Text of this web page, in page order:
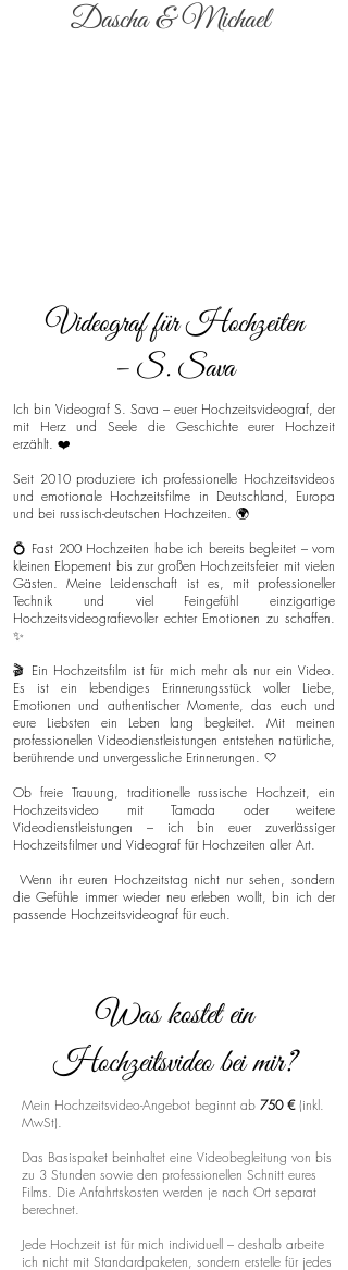
Dascha & Michael
Videograf für Hochzeiten
– S. Sava
Ich bin Videograf S. Sava – euer Hochzeitsvideograf, der
mit Herz und Seele die Geschichte eurer Hochzeit
erzählt. ❤️
Seit 2010 produziere ich professionelle Hochzeitsvideos
und emotionale Hochzeitsfilme in Deutschland, Europa
und bei russisch-deutschen Hochzeiten. 🌍
💍 Fast 200 Hochzeiten habe ich bereits begleitet – vom
kleinen Elopement bis zur großen Hochzeitsfeier mit vielen
Gästen. Meine Leidenschaft ist es, mit professioneller
Technik und viel Feingefühl einzigartige
Hochzeitsvideografievoller echter Emotionen zu schaffen.
✨
🎬 Ein Hochzeitsfilm ist für mich mehr als nur ein Video.
Es ist ein lebendiges Erinnerungsstück voller Liebe,
Emotionen und authentischer Momente, das euch und
eure Liebsten ein Leben lang begleitet. Mit meinen
professionellen Videodienstleistungen entstehen natürliche,
berührende und unvergessliche Erinnerungen. 🤍
Ob freie Trauung, traditionelle russische Hochzeit, ein
Hochzeitsvideo mit Tamada oder weitere
Videodienstleistungen – ich bin euer zuverlässiger
Hochzeitsfilmer und Videograf für Hochzeiten aller Art.
Wenn ihr euren Hochzeitstag nicht nur sehen, sondern
die Gefühle immer wieder neu erleben wollt, bin ich der
passende Hochzeitsvideograf für euch.
Was kostet ein
Hochzeitsvideo bei mir?
Mein Hochzeitsvideo-Angebot beginnt ab 750 € (inkl.
MwSt).
Das Basispaket beinhaltet eine Videobegleitung von bis
zu 3 Stunden sowie den professionellen Schnitt eures
Films. Die Anfahrtskosten werden je nach Ort separat
berechnet.
Jede Hochzeit ist für mich individuell – deshalb arbeite
ich nicht mit Standardpaketen, sondern erstelle für jedes